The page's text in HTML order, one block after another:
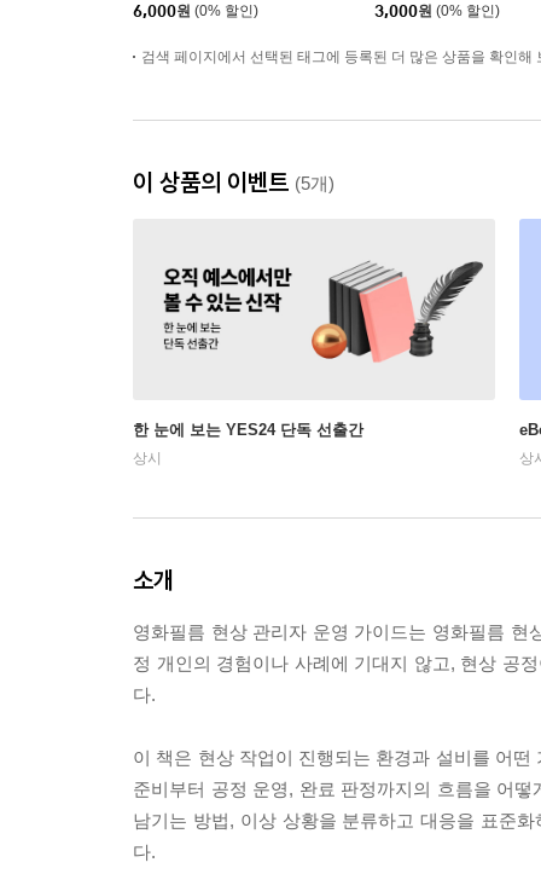
6,000원 (0% 할인)
3,000원 (0% 할인)
검색 페이지에서 선택된 태그에 등록된 더 많은 상품을 확인해
이 상품의 이벤트 (5개)
한 눈에 보는 YES24 단독 선출간
상시 상
소개
영화필름 현상 관리자 운영 가이드는 영화필름
정 개인의 경험이나 사례에 기대지 않고, 현상 공
다.
이 책은 현상 작업이 진행되는 환경과 설비를 어
준비부터 공정 운영, 완료 판정까지의 흐름을 어
남기는 방법, 이상 상황을 분류하고 대응을 표준
다.